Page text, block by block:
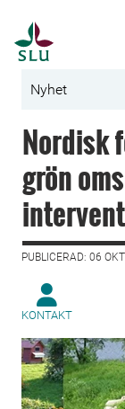
Nyhet
Nordisk
grön
PUBLICERAD: 06
KONTAKT